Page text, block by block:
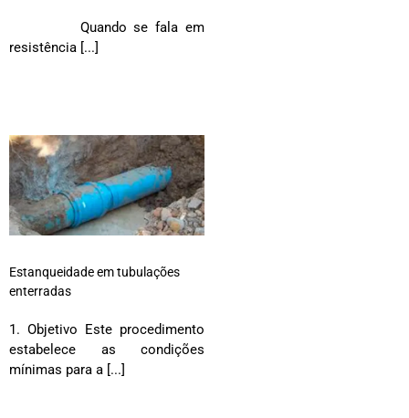
Quando se fala em
resistência [...]
Estanqueidade em tubulações
enterradas
1. Objetivo Este procedimento
estabelece as condições
mínimas para a [...]